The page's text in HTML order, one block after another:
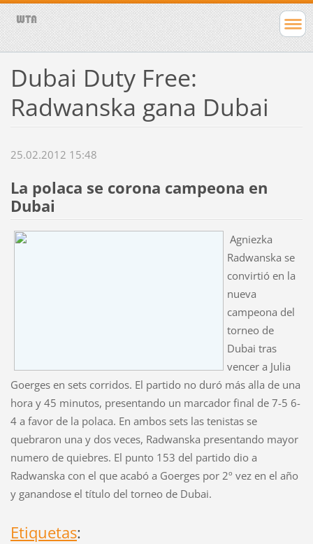
Dubai Duty Free:
Radwanska gana Dubai
25.02.2012 15:48
La polaca se corona campeona en
Dubai
Agniezka
Radwanska se
convirtió en la
nueva
campeona del
torneo de
Dubai tras
vencer a Julia
Goerges en sets corridos. El partido no duró más alla de una
hora y 45 minutos, presentando un marcador final de 7-5 6-
4 a favor de la polaca. En ambos sets las tenistas se
quebraron una y dos veces, Radwanska presentando mayor
numero de quiebres. El punto 153 del partido dio a
Radwanska con el que acabó a Goerges por 2º vez en el año
y ganandose el título del torneo de Dubai.
Etiquetas: